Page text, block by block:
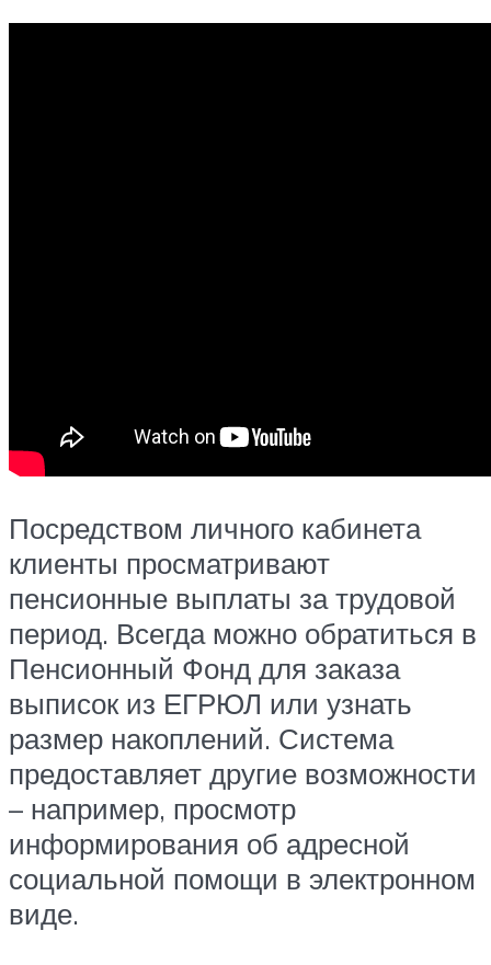
Посредством личного кабинета
клиенты просматривают
пенсионные выплаты за трудовой
период. Всегда можно обратиться в
Пенсионный Фонд для заказа
выписок из ЕГРЮЛ или узнать
размер накоплений. Система
предоставляет другие возможности
– например, просмотр
информирования об адресной
социальной помощи в электронном
виде.